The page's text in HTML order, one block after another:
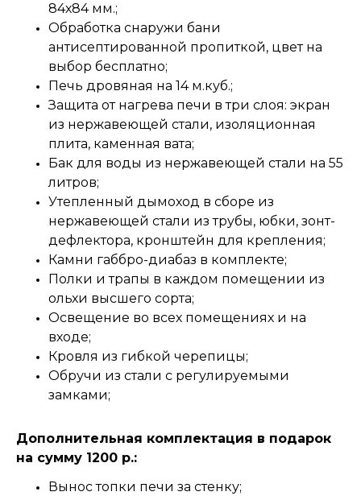
84х84 мм.;
Обработка снаружи бани
антисептированной пропиткой, цвет на
выбор бесплатно;
Печь дровяная на 14 м.куб.;
Защита от нагрева печи в три слоя: экран
из нержавеющей стали, изоляционная
плита, каменная вата;
Бак для воды из нержавеющей стали на 55
литров;
Утепленный дымоход в сборе из
нержавеющей стали из трубы, юбки, зонт-
дефлектора, кронштейн для крепления;
Камни габбро-диабаз в комплекте;
Полки и трапы в каждом помещении из
ольхи высшего сорта;
Освещение во всех помещениях и на
входе;
Кровля из гибкой черепицы;
Обручи из стали с регулируемыми
замками;
Дополнительная комплектация в подарок
на сумму 1200 р.:
Вынос топки печи за стенку;